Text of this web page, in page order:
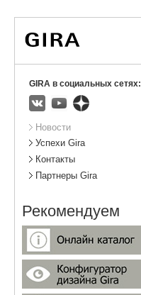
GIRA в социальных сетях:
Подразделы
Новости
Успехи Gira
Контакты
Партнеры Gira
Рекомендуем